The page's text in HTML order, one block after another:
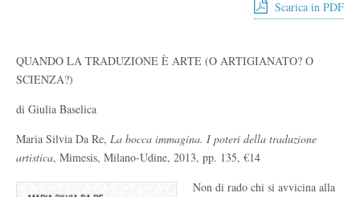
Scarica in PDF
QUANDO LA TRADUZIONE È ARTE (O ARTIGIANATO? O
SCIENZA?)
di Giulia Baselica
Maria Silvia Da Re, La bocca immagina. I poteri della traduzione
artistica, Mimesis, Milano-Udine, 2013, pp. 135, €14
Non di rado chi si avvicina alla